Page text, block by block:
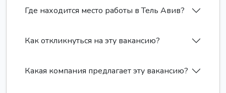
Где находится место работы в Тель Авив?
Как откликнуться на эту вакансию?
Какая компания предлагает эту вакансию?